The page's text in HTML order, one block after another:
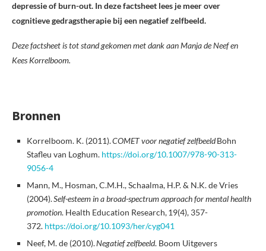
depressie of burn-out. In deze factsheet lees je meer over
cognitieve gedragstherapie bij een negatief zelfbeeld.
Deze factsheet is tot stand gekomen met dank aan Manja de Neef en
Kees Korrelboom.
Bronnen
Korrelboom. K. (2011).COMET voor negatief zelfbeeldBohn
Stafleu van Loghum. https://doi.org/10.1007/978-90-313-
9056-4
Mann, M., Hosman, C.M.H., Schaalma, H.P. & N.K. de Vries
(2004).Self-esteem in a broad-spectrum approach for mental health
promotion. Health Education Research, 19(4), 357-
372. https://doi.org/10.1093/her/cyg041
Neef, M. de (2010).Negatief zelfbeeld. Boom Uitgevers